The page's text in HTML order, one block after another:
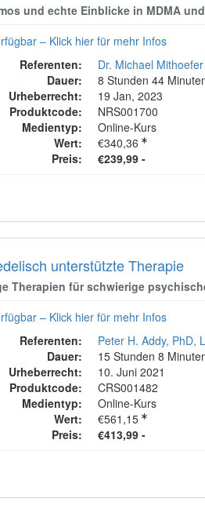
und echte Einblicke in MDMA
– Klick hier für mehr Infos
Referenten:
Dr. Michael Mithoefer
Dauer:
8 Stunden 44
Urheberrecht:
19 Jan, 2023
Produktcode:
NRS001700
Medientyp:
Online-Kurs
Wert:
€340,36
Preis:
€239,99 -
unterstützte Therapie
Therapien für schwierige
– Klick hier für mehr Infos
Referenten:
Peter H. Addy, PhD,
Dauer:
15 Stunden 8
Urheberrecht:
10. Juni 2021
Produktcode:
CRS001482
Medientyp:
Online-Kurs
Wert:
€561,15
Preis:
€413,99 -